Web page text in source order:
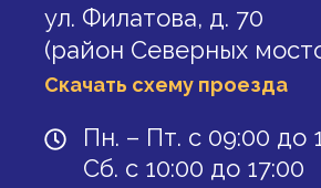
ул. Филатова, д. 70
(район Северных
Скачать схему проезда
Пн. – Пт. с 09:00 до
Сб. с 10:00 до 17:00